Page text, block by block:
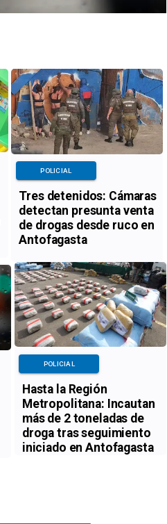
Tres detenidos: Cámaras
detectan presunta venta
de drogas desde ruco en
Antofagasta
POLICIAL
Hasta la Región
Metropolitana: Incautan
más de 2 toneladas de
droga tras seguimiento
iniciado en Antofagasta
POLICIAL